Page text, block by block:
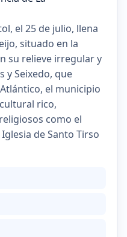
el 25 de julio, llena
situado en la
su relieve irregular y
y Seixedo, que
el municipio
rico,
como el
de Santo Tirso